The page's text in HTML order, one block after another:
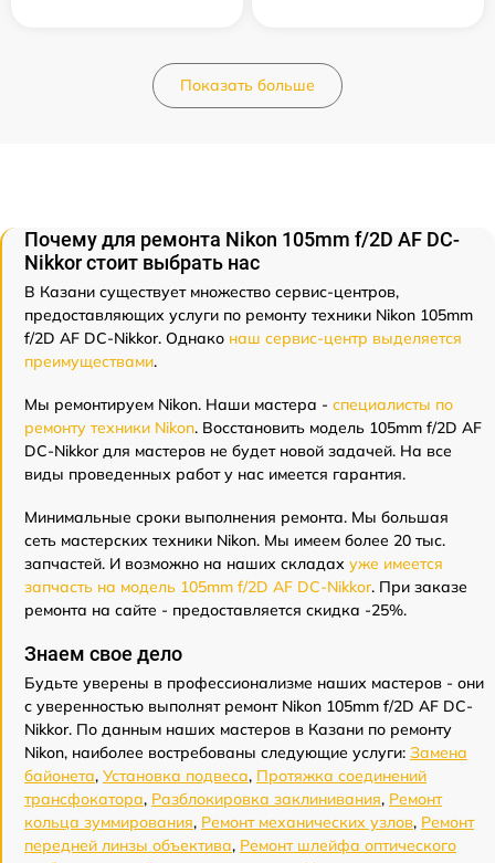
Показать больше
Почему для ремонта Nikon 105mm f/2D AF DC-
Nikkor стоит выбрать нас
В Казани существует множество сервис-центров,
предоставляющих услуги по ремонту техники Nikon 105mm
f/2D AF DC-Nikkor. Однако наш сервис-центр выделяется
преимуществами.
Мы ремонтируем Nikon. Наши мастера - специалисты по
ремонту техники Nikon. Восстановить модель 105mm f/2D AF
DC-Nikkor для мастеров не будет новой задачей. На все
виды проведенных работ у нас имеется гарантия.
Минимальные сроки выполнения ремонта. Мы большая
сеть мастерских техники Nikon. Мы имеем более 20 тыс.
запчастей. И возможно на наших складах уже имеется
запчасть на модель 105mm f/2D AF DC-Nikkor. При заказе
ремонта на сайте - предоставляется скидка -25%.
Знаем свое дело
Будьте уверены в профессионализме наших мастеров - они
с уверенностью выполнят ремонт Nikon 105mm f/2D AF DC-
Nikkor. По данным наших мастеров в Казани по ремонту
Nikon, наиболее востребованы следующие услуги: Замена
байонета, Установка подвеса, Протяжка соединений
трансфокатора, Разблокировка заклинивания, Ремонт
кольца зуммирования, Ремонт механических узлов, Ремонт
передней линзы объектива, Ремонт шлейфа оптического